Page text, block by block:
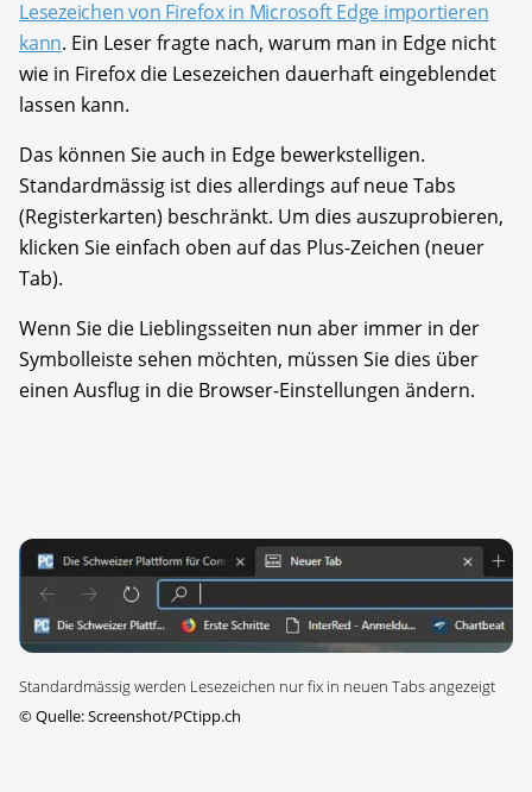
Lesezeichen von Firefox in Microsoft Edge importieren
kann. Ein Leser fragte nach, warum man in Edge nicht
wie in Firefox die Lesezeichen dauerhaft eingeblendet
lassen kann.
Das können Sie auch in Edge bewerkstelligen.
Standardmässig ist dies allerdings auf neue Tabs
(Registerkarten) beschränkt. Um dies auszuprobieren,
klicken Sie einfach oben auf das Plus-Zeichen (neuer
Tab).
Wenn Sie die Lieblingsseiten nun aber immer in der
Symbolleiste sehen möchten, müssen Sie dies über
einen Ausflug in die Browser-Einstellungen ändern.
Standardmässig werden Lesezeichen nur fix in neuen Tabs angezeigt
©Quelle: Screenshot/PCtipp.ch